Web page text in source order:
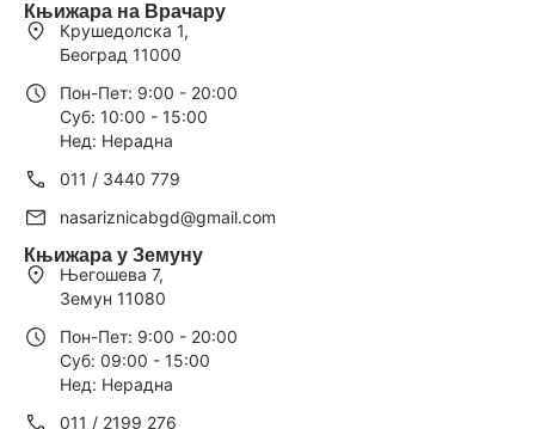
Књижара на Врачару
Крушедолска 1,
Београд 11000
Пон-Пет: 9:00 - 20:00
Суб: 10:00 - 15:00
Нед: Нерадна
011 / 3440 779
nasariznicabgd@gmail.com
Књижара у Земуну
Његошева 7,
Земун 11080
Пон-Пет: 9:00 - 20:00
Суб: 09:00 - 15:00
Нед: Нерадна
011 / 2199 276